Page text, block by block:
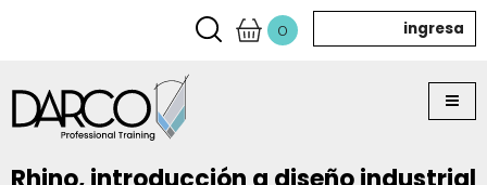
0 ingresa